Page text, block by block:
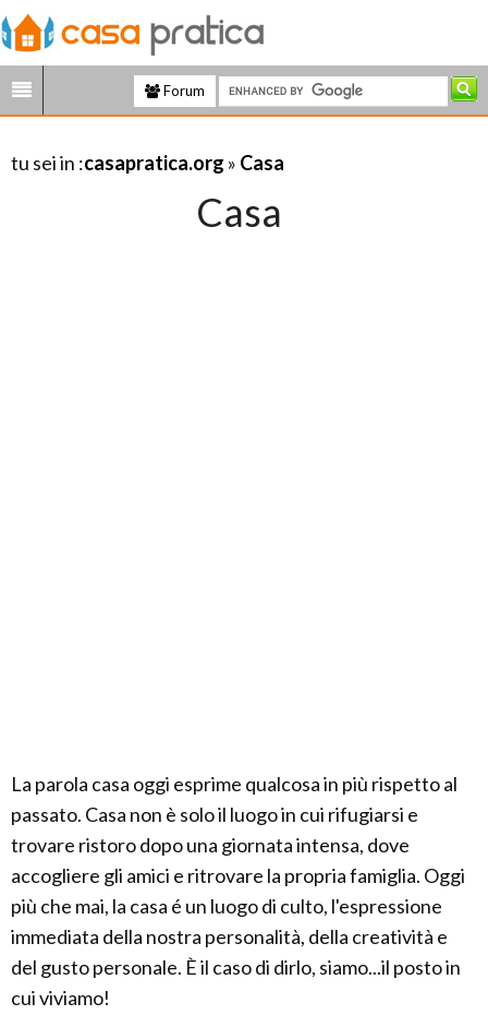
Forum
tu sei in :casapratica.org » Casa
Casa
La parola casa oggi esprime qualcosa in più rispetto al
passato. Casa non è solo il luogo in cui rifugiarsi e
trovare ristoro dopo una giornata intensa, dove
accogliere gli amici e ritrovare la propria famiglia. Oggi
più che mai, la casa é un luogo di culto, l'espressione
immediata della nostra personalità, della creatività e
del gusto personale. È il caso di dirlo, siamo...il posto in
cui viviamo!